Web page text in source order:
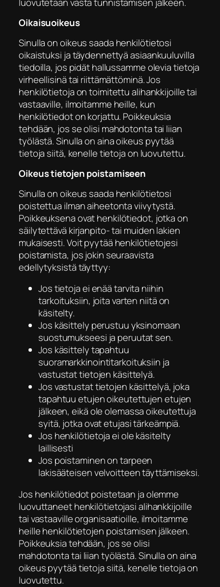
Oikaisuoikeus
Sinulla on oikeus saada henkilötietosi
oikaistuksi ja täydennettyä asiaankuuluvilla
tiedoilla, jos pidät hallussamme olevia tietoja
virheellisinä tai riittämättöminä. Jos
henkilötietoja on toimitettu alihankkijoille tai
vastaaville, ilmoitamme heille, kun
henkilötiedot on korjattu. Poikkeuksia
tehdään, jos se olisi mahdotonta tai liian
työlästä. Sinulla on aina oikeus pyytää
tietoja siitä, kenelle tietoja on luovutettu.
Oikeus tietojen poistamiseen
Sinulla on oikeus saada henkilötietosi
poistettua ilman aiheetonta viivytystä.
Poikkeuksena ovat henkilötiedot, jotka on
säilytettävä kirjanpito- tai muiden lakien
mukaisesti. Voit pyytää henkilötietojesi
poistamista, jos jokin seuraavista
edellytyksistä täyttyy:
Jos tietoja ei enää tarvita niihin
tarkoituksiin, joita varten niitä on
käsitelty.
Jos käsittely perustuu yksinomaan
suostumukseesi ja peruutat sen.
Jos käsittely tapahtuu
suoramarkkinointitarkoituksiin ja
vastustat tietojen käsittelyä.
Jos vastustat tietojen käsittelyä, joka
tapahtuu etujen oikeutettujen etujen
jälkeen, eikä ole olemassa oikeutettuja
syitä, jotka ovat etujasi tärkeämpiä.
Jos henkilötietoja ei ole käsitelty
laillisesti
Jos poistaminen on tarpeen
lakisääteisen velvoitteen täyttämiseksi.
Jos henkilötiedot poistetaan ja olemme
luovuttaneet henkilötietojasi alihankkijoille
tai vastaaville organisaatioille, ilmoitamme
heille henkilötietojen poistamisen jälkeen.
Poikkeuksia tehdään, jos se olisi
mahdotonta tai liian työlästä. Sinulla on aina
oikeus pyytää tietoja siitä, kenelle tietoja on
luovutettu.